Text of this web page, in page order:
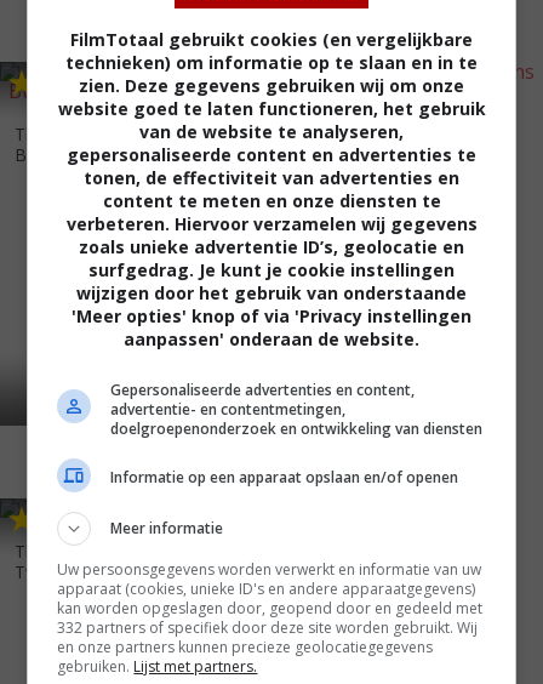
The Adventures of Buckaroo
Banzai Across... (1984)
6,6
The Man with Two Brains
(1983)
,3
The Postman Always Rings
Twice (1981)
FilmTotaal gebruikt cookies (en vergelijkbare
technieken) om informatie op te slaan en in te
zien. Deze gegevens gebruiken wij om onze
website goed te laten functioneren, het gebruik
van de website te analyseren,
gepersonaliseerde content en advertenties te
tonen, de effectiviteit van advertenties en
content te meten en onze diensten te
verbeteren. Hiervoor verzamelen wij gegevens
zoals unieke advertentie ID’s, geolocatie en
surfgedrag. Je kunt je cookie instellingen
wijzigen door het gebruik van onderstaande
'Meer opties' knop of via 'Privacy instellingen
aanpassen' onderaan de website.
Gepersonaliseerde advertenties en content,
advertentie- en contentmetingen,
doelgroepenonderzoek en ontwikkeling van diensten
Informatie op een apparaat opslaan en/of openen
Meer informatie
Uw persoonsgegevens worden verwerkt en informatie van uw
apparaat (cookies, unieke ID's en andere apparaatgegevens)
kan worden opgeslagen door, geopend door en gedeeld met
332 partners of specifiek door deze site worden gebruikt. Wij
en onze partners kunnen precieze geolocatiegegevens
gebruiken. Lijst met partners.